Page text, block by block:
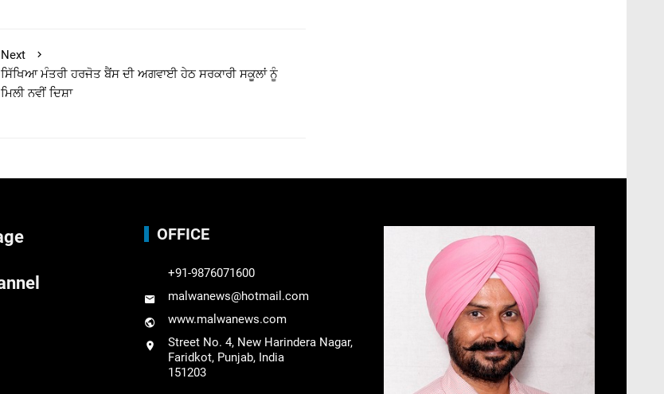
Next
ਸਿੱਖਿਆ ਮੰਤਰੀ ਹਰਜੋਤ ਬੈਂਸ ਦੀ ਅਗਵਾਈ ਹੇਠ ਸਰਕਾਰੀ ਸਕੂਲਾਂ ਨੂੰ
ਮਿਲੀ ਨਵੀਂ ਦਿਸ਼ਾ
OFFICE
+91-9876071600
malwanews@hotmail.com
www.malwanews.com
Street No. 4, New Harindera Nagar,
Faridkot, Punjab, India
151203